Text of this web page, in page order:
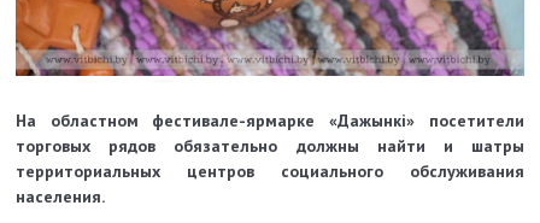
На областном фестивале-ярмарке «Дажынкі» посетители
торговых рядов обязательно должны найти и шатры
территориальных центров социального обслуживания
населения.